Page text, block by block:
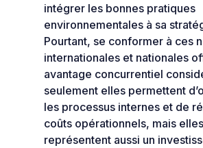
intégrer les bonnes pratiques
environnementales à sa
Pourtant, se conformer à ces
internationales et nationales
avantage concurrentiel
seulement elles permettent
les processus internes et de
coûts opérationnels, mais elles
représentent aussi un